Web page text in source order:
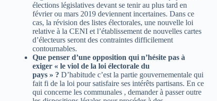
élections législatives devant se tenir au plus tard en
février ou mars 2019 deviennent incertaines. Dans ce
cas, la révision des listes électorales, une nouvelle loi
relative à la CENI et l’établissement de nouvelles cartes
d’électeurs seront des contraintes difficilement
contournables.
Que penser d’une opposition qui n’hésite pas à
exiger « le viol de la loi électorale du
pays » ? D’habitude c’est la partie gouvernementale qui
fait fi de la loi pour satisfaire ses intérêts partisans. En ce
qui concerne les communales , demander à passer outre